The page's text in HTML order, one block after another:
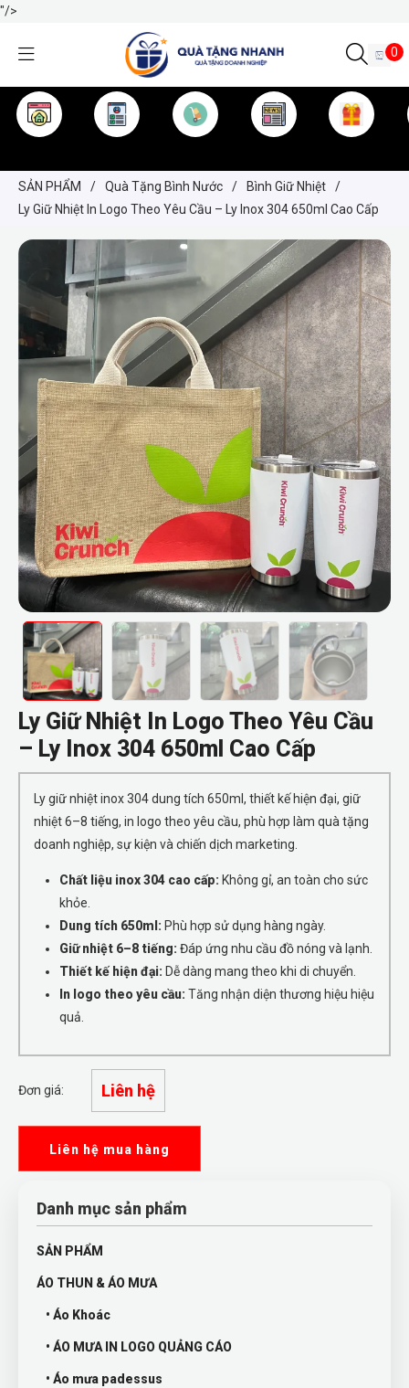
"/>
0
SẢN PHẨM / Quà Tặng Bình Nước / Bình Giữ Nhiệt
/
Ly Giữ Nhiệt In Logo Theo Yêu Cầu – Ly Inox 304 650ml Cao Cấp
Ly Giữ Nhiệt In Logo Theo Yêu Cầu
– Ly Inox 304 650ml Cao Cấp
Ly giữ nhiệt inox 304 dung tích 650ml, thiết kế hiện đại, giữ
nhiệt 6–8 tiếng, in logo theo yêu cầu, phù hợp làm quà tặng
doanh nghiệp, sự kiện và chiến dịch marketing.
Chất liệu inox 304 cao cấp: Không gỉ, an toàn cho sức
khỏe.
Dung tích 650ml: Phù hợp sử dụng hàng ngày.
Giữ nhiệt 6–8 tiếng: Đáp ứng nhu cầu đồ nóng và lạnh.
Thiết kế hiện đại: Dễ dàng mang theo khi di chuyển.
In logo theo yêu cầu: Tăng nhận diện thương hiệu hiệu
quả.
Đơn giá: Liên hệ
Liên hệ mua hàng
Danh mục sản phẩm
SẢN PHẨM
ÁO THUN & ÁO MƯA
• Áo Khoác
• ÁO MƯA IN LOGO QUẢNG CÁO
• Áo mưa padessus